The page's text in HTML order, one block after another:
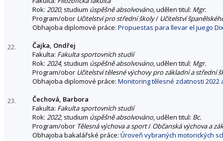
Rok: 2020, studium úspěšně absolvováno, udělen titul: Mgr.
Program/obor Učitelství pro střední školy/ Učitelství
Obhajoba diplomové práce: Propuestas para llevar el juego
22.
Čajka, Ondřej
Fakulta: Fakulta sportovních studií
Rok: 2024, studium úspěšně absolvováno, udělen titul: Mgr.
Program/obor Učitelství tělesné výchovy pro základní a střední
Obhajoba diplomové práce: Monitoring tělesné zdatnosti
23.
Čechová, Barbora
Fakulta: Fakulta sportovních studií
Rok: 2022, studium úspěšně absolvováno, udělen titul: Bc.
Program/obor Tělesná výchova a sport/ Občanská výchova a
Obhajoba bakalářské práce: Úroveň vybraných motorických